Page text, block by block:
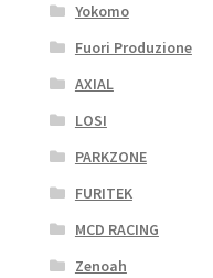
Yokomo
Fuori Produzione
AXIAL
LOSI
PARKZONE
FURITEK
MCD RACING
Zenoah